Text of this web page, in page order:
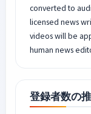
converted to
licensed news
videos will be
human news
登録者数の